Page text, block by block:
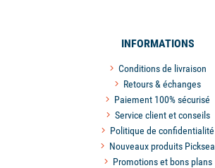
INFORMATIONS
Conditions de livraison
Retours & échanges
Paiement 100% sécurisé
Service client et conseils
Politique de confidentialité
Nouveaux produits Picksea
Promotions et bons plans